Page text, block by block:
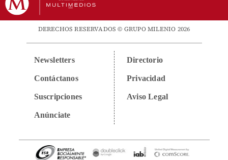
DERECHOS RESERVADOS © GRUPO MILENIO 2026
Newsletters
Contáctanos
Suscripciones
Anúnciate
Directorio
Privacidad
Aviso Legal